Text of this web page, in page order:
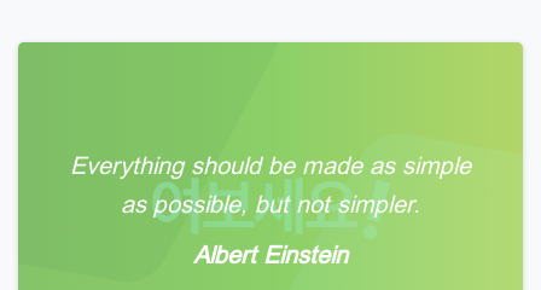
Everything should be made as simple
as possible, but not simpler.
Albert Einstein